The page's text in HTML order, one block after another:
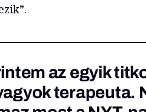
az egyik
terapeuta.